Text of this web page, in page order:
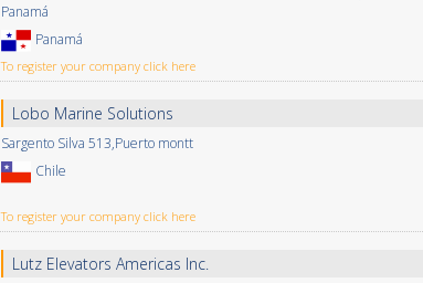
Panamá
Panamá
To register your company click here
Lobo Marine Solutions
Sargento Silva 513,Puerto montt
Chile
To register your company click here
Lutz Elevators Americas Inc.